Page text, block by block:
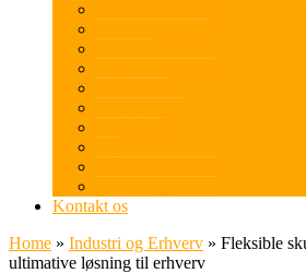
Kontakt os
Home » Industri og Erhverv » Fleksible
ultimative løsning til erhverv